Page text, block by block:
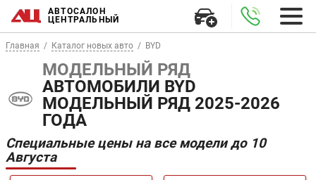
АВТОСАЛОН
ЦЕНТРАЛЬНЫЙ
Главная Каталог новых авто BYD
МОДЕЛЬНЫЙ РЯД
АВТОМОБИЛИ BYD
МОДЕЛЬНЫЙ РЯД 2025-2026
ГОДА
Специальные цены на все модели до 10
Августа